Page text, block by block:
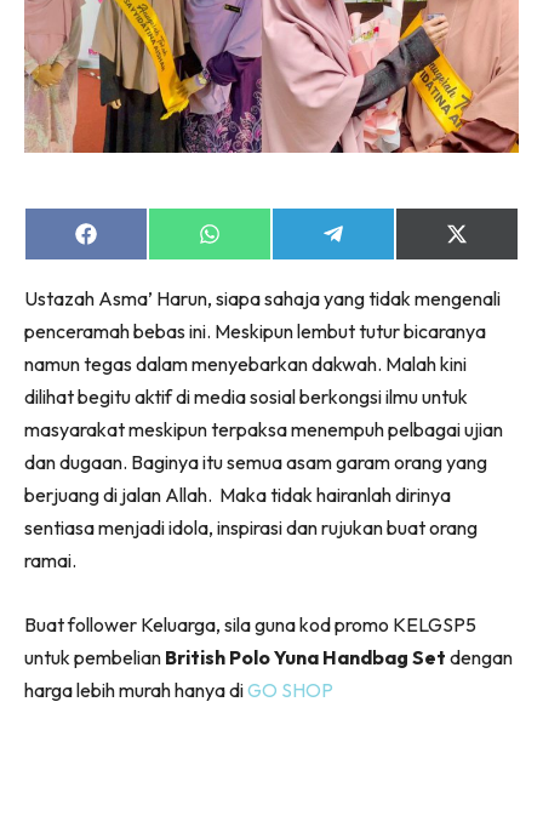
Share
on
Share
on
Share
on
Share
on
(Twitter)
Ustazah Asma’ Harun, siapa sahaja yang tidak mengenali
penceramah bebas ini. Meskipun lembut tutur bicaranya
namun tegas dalam menyebarkan dakwah. Malah kini
dilihat begitu aktif di media sosial berkongsi ilmu untuk
masyarakat meskipun terpaksa menempuh pelbagai ujian
dan dugaan. Baginya itu semua asam garam orang yang
berjuang di jalan Allah. Maka tidak hairanlah dirinya
sentiasa menjadi idola, inspirasi dan rujukan buat orang
ramai.
Buat follower Keluarga, sila guna kod promo KELGSP5
untuk pembelian British Polo Yuna Handbag Set dengan
harga lebih murah hanya diGO SHOP